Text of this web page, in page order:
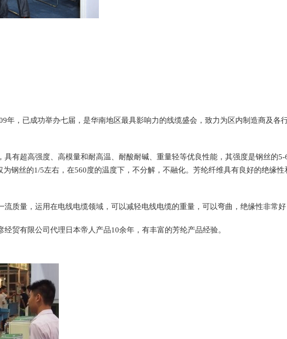
年，已成功举办七届，是华南地区最具影响力的线缆盛会，致力为区内制造商及各
有超高强度、高模量和耐高温、耐酸耐碱、重量轻等优良性能，其强度是钢丝的5-
为钢丝的1/5左右，在560度的温度下，不分解，不融化。芳纶纤维具有良好的绝缘
质量，运用在电线电缆领域，可以减轻电线电缆的重量，可以弯曲，绝缘性非常好
经贸有限公司代理日本帝人产品10余年，有丰富的芳纶产品经验。